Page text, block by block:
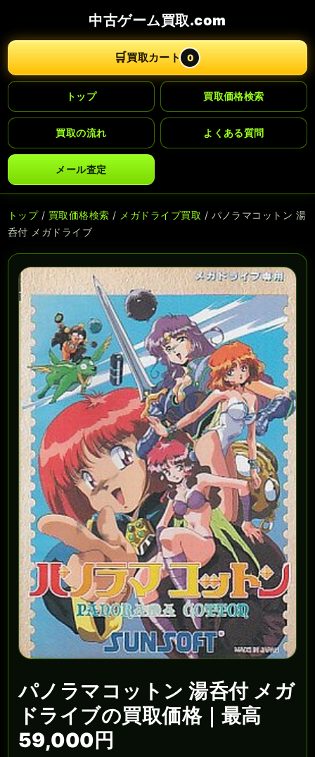
中古ゲーム買取.com
🛒買取カート 0
トップ 買取価格検索
買取の流れ よくある質問
メール査定
トップ/ 買取価格検索 / メガドライブ買取 / パノラマコットン 湯
呑付 メガドライブ
パノラマコットン 湯呑付 メガ
ドライブの買取価格｜最高
59,000円